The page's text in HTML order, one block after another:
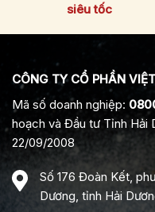
siêu tốc
CÔNG TY CỔ PHẦN
Mã số doanh nghiệp:
hoạch và Đầu tư Tỉnh Hải
22/09/2008
Số 176 Đoàn Kết,
Dương, tỉnh Hải